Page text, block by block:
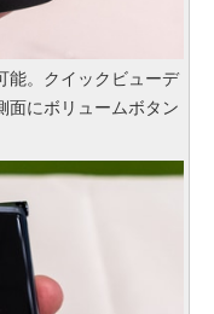
能。クイックビューデ
面にボリュームボタン